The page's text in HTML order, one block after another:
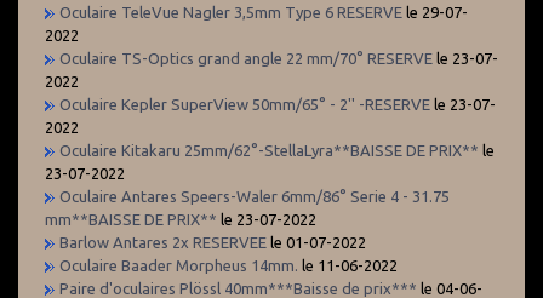
Oculaire TeleVue Nagler 3,5mm Type 6 RESERVE le 29-07-
2022
Oculaire TS-Optics grand angle 22 mm/70° RESERVE le 23-07-
2022
Oculaire Kepler SuperView 50mm/65° - 2'' -RESERVE le 23-07-
2022
Oculaire Kitakaru 25mm/62°-StellaLyra**BAISSE DE PRIX** le
23-07-2022
Oculaire Antares Speers-Waler 6mm/86° Serie 4 - 31.75
mm**BAISSE DE PRIX** le 23-07-2022
Barlow Antares 2x RESERVEE le 01-07-2022
Oculaire Baader Morpheus 14mm. le 11-06-2022
Paire d'oculaires Plössl 40mm***Baisse de prix*** le 04-06-